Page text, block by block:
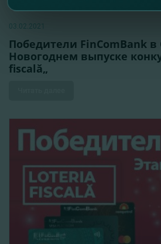
03.02.2021
Победители FinComBank
Новогоднем выпуске
fiscală„